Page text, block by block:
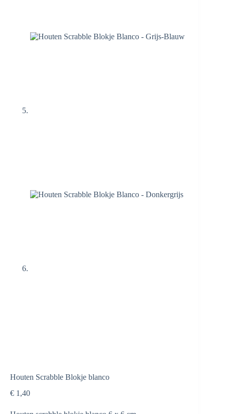
Houten Scrabble Blokje blanco
€ 1,40